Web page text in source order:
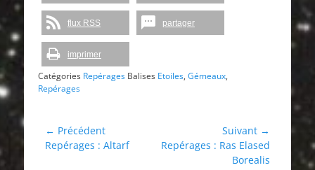
flux RSS partager
imprimer
Catégories Repérages Balises Etoiles, Gémeaux,
Repérages
Navigation
de
← Précédent
Article
Repérages : Altarf
Suivant →
Article
Repérages : Ras Elased
Borealis